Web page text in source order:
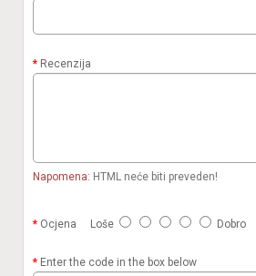
Recenzija
Napomena: HTML neće biti preveden!
Ocjena Loše Dobro
Enter the code in the box below